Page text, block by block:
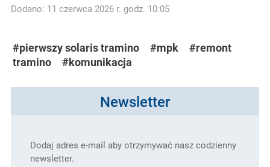
Dodano: 11 czerwca 2026 r. godz. 10:05
#pierwszy solaris tramino #mpk
#remont
tramino
#komunikacja
Newsletter
Dodaj adres e-mail aby otrzymywać nasz codzienny
newsletter.